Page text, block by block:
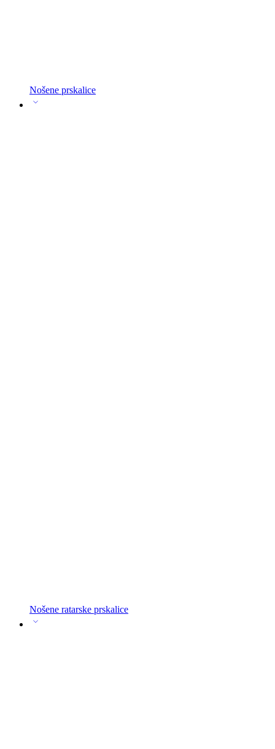
Nošene prskalice
Nošene ratarske prskalice